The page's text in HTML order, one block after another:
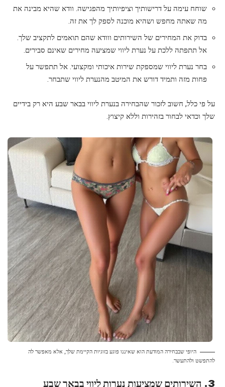
שוחח עימה על דרישותיך וציפיותיך מהפגישה. וודא שהיא מבינה את
מה שאתה מחפש ושהיא מוכנה לספק לך את זה.
בדוק את המחירים של השירותים ווודא שהם תואמים לתקציב שלך.
אל תתפתה ללכת על נערת ליווי שמציעה מחירים שאינם סבירים.
בחר נערת ליווי שמספקת שירות איכותי ומקצועי. אל תתפשר על
פחות מזה ותמיד דורש את המיטב מהנערת ליווי שתבחר.
על פי כלל, חשוב לזכור שהבחירה בנערת ליווי בבאר שבע היא רק בידיים
שלך וכדאי לבחור בזהירות וללא קיצוץ.
היופי שבבחירה המודעת הוא שאיננו פוגע בזוגיות הקיימת שלך, אלא מאפשר לה
להתפשט ולהתעשר.
3. השירותים שמציעות נערות ליווי בבאר שבע